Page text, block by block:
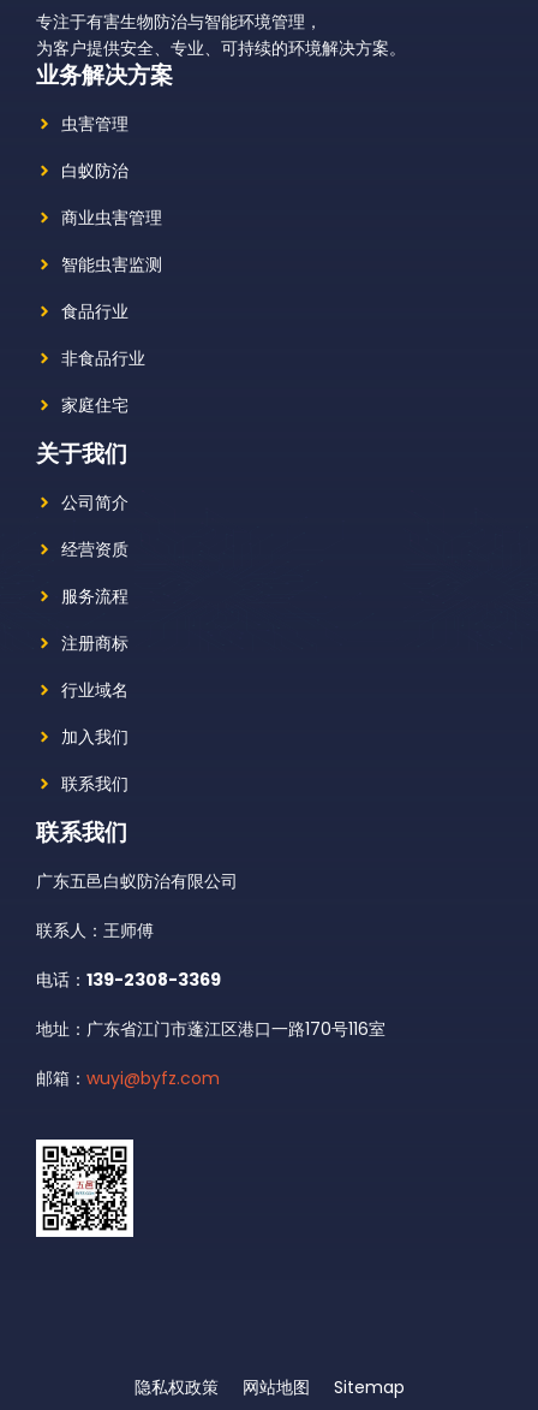
专注于有害生物防治与智能环境管理，
为客户提供安全、专业、可持续的环境解决方案。
业务解决方案
虫害管理
白蚁防治
商业虫害管理
智能虫害监测
食品行业
非食品行业
家庭住宅
关于我们
公司简介
经营资质
服务流程
注册商标
行业域名
加入我们
联系我们
联系我们
广东五邑白蚁防治有限公司
联系人：王师傅
电话： 139-2308-3369
地址：广东省江门市蓬江区港口一路170号116室
邮箱： wuyi@byfz.com
隐私权政策 网站地图 Sitemap